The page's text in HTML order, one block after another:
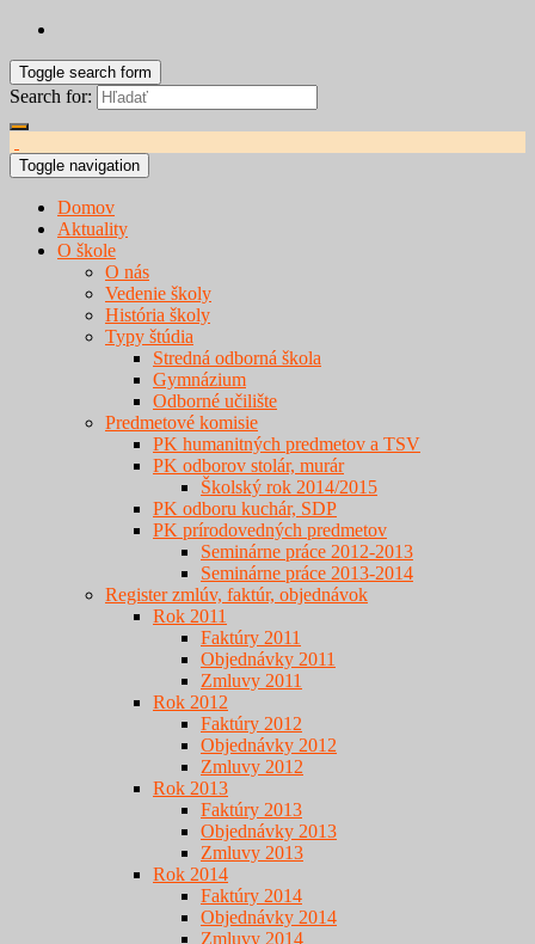
Toggle search form
Search for:
Toggle navigation
Domov
Aktuality
O škole
O nás
Vedenie školy
História školy
Typy štúdia
Stredná odborná škola
Gymnázium
Odborné učilište
Predmetové komisie
PK humanitných predmetov a TSV
PK odborov stolár, murár
Školský rok 2014/2015
PK odboru kuchár, SDP
PK prírodovedných predmetov
Seminárne práce 2012-2013
Seminárne práce 2013-2014
Register zmlúv, faktúr, objednávok
Rok 2011
Faktúry 2011
Objednávky 2011
Zmluvy 2011
Rok 2012
Faktúry 2012
Objednávky 2012
Zmluvy 2012
Rok 2013
Faktúry 2013
Objednávky 2013
Zmluvy 2013
Rok 2014
Faktúry 2014
Objednávky 2014
Zmluvy 2014